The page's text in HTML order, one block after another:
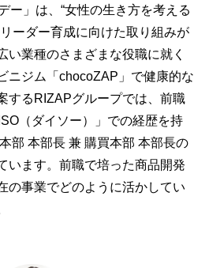
」は、“女性の生き方を考える
ーダー育成に向けた取り組みが
い業種のさまざまな役職に就く
ニジム「chocoZAP」で健康的な
するRIZAPグループでは、前職
（ダイソー）」での経歴を持
部 本部長 兼 購買本部 本部長の
います。前職で培った商品開発
の事業でどのように活かしてい